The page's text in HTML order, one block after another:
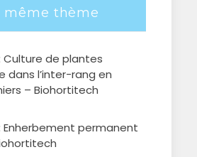
même thème
: Culture de plantes
dans l’inter-rang en
– Biohortitech
: Enherbement permanent